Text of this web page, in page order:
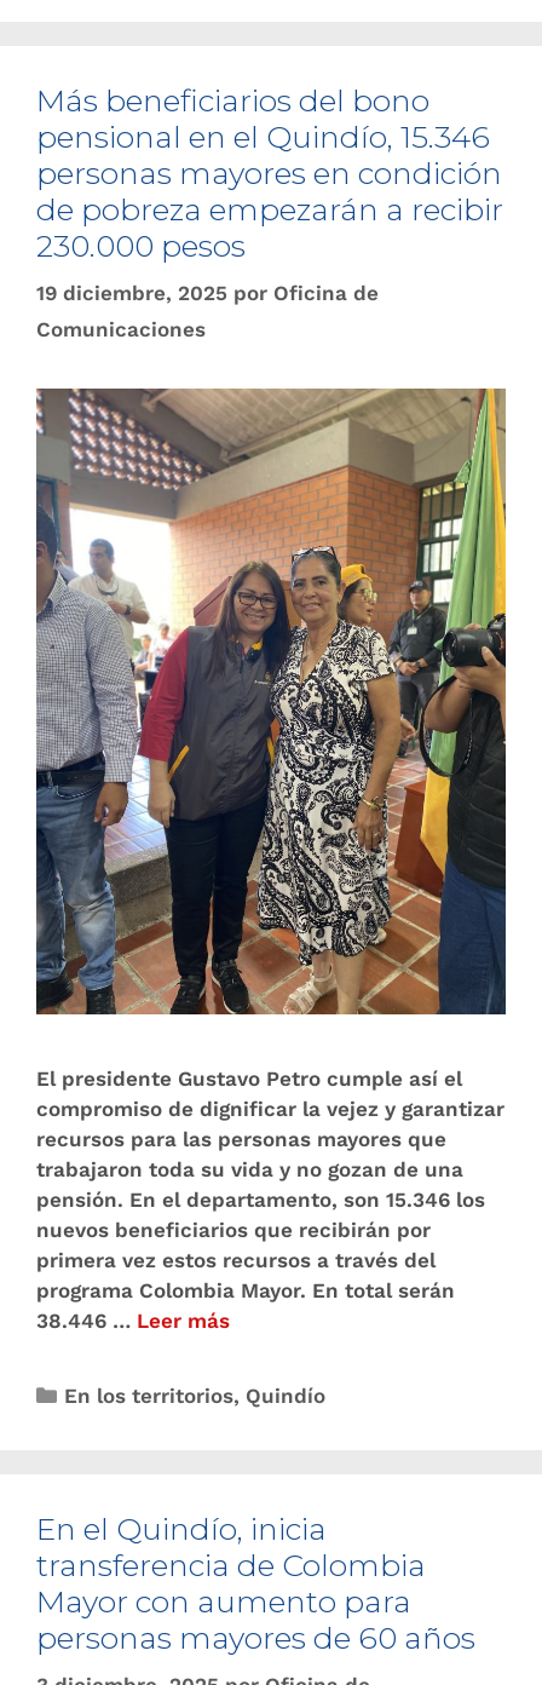
Más beneficiarios del bono
pensional en el Quindío, 15.346
personas mayores en condición
de pobreza empezarán a recibir
230.000 pesos
19 diciembre, 2025 por Oficina de
Comunicaciones
El presidente Gustavo Petro cumple así el
compromiso de dignificar la vejez y garantizar
recursos para las personas mayores que
trabajaron toda su vida y no gozan de una
pensión. En el departamento, son 15.346 los
nuevos beneficiarios que recibirán por
primera vez estos recursos a través del
programa Colombia Mayor. En total serán
38.446 … Leer más
En los territorios, Quindío
En el Quindío, inicia
transferencia de Colombia
Mayor con aumento para
personas mayores de 60 años